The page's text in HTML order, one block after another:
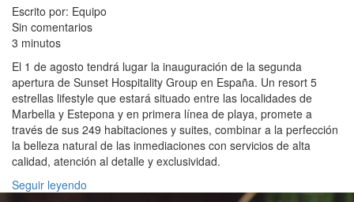
Escrito por: Equipo
Sin comentarios
3 minutos
El 1 de agosto tendrá lugar la inauguración de la segunda
apertura de Sunset Hospitality Group en España. Un resort 5
estrellas lifestyle que estará situado entre las localidades de
Marbella y Estepona y en primera línea de playa, promete a
través de sus 249 habitaciones y suites, combinar a la perfección
la belleza natural de las inmediaciones con servicios de alta
calidad, atención al detalle y exclusividad.
Seguir leyendo